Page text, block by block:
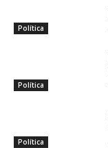
Política
Política
Política